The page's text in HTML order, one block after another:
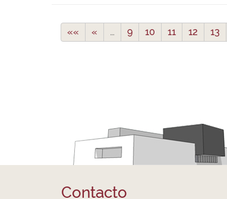
«« « … 9 10 11 12 13
Contacto